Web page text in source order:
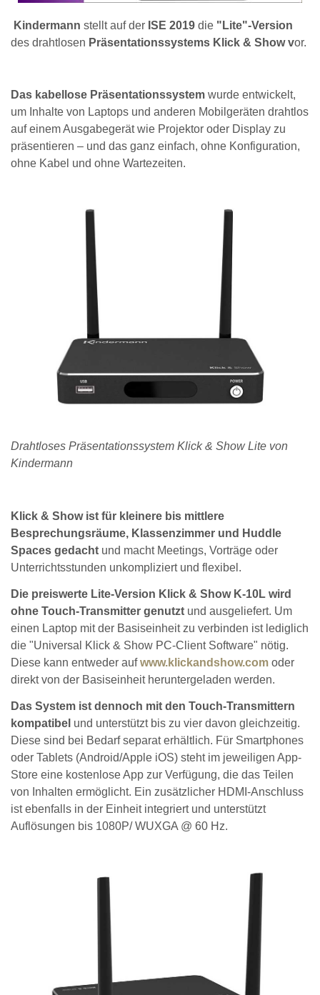
Kindermann stellt auf der ISE 2019 die "Lite"-Version
des drahtlosen Präsentationssystems Klick & Show vor.
Das kabellose Präsentationssystem wurde entwickelt,
um Inhalte von Laptops und anderen Mobilgeräten drahtlos
auf einem Ausgabegerät wie Projektor oder Display zu
präsentieren – und das ganz einfach, ohne Konfiguration,
ohne Kabel und ohne Wartezeiten.
Drahtloses Präsentationssystem Klick & Show Lite von
Kindermann
Klick & Show ist für kleinere bis mittlere
Besprechungsräume, Klassenzimmer und Huddle
Spaces gedacht und macht Meetings, Vorträge oder
Unterrichtsstunden unkompliziert und flexibel.
Die preiswerte Lite-Version Klick & Show K-10L wird
ohne Touch-Transmitter genutzt und ausgeliefert. Um
einen Laptop mit der Basiseinheit zu verbinden ist lediglich
die "Universal Klick & Show PC-Client Software" nötig.
Diese kann entweder aufwww.klickandshow.com oder
direkt von der Basiseinheit heruntergeladen werden.
Das System ist dennoch mit den Touch-Transmittern
kompatibel und unterstützt bis zu vier davon gleichzeitig.
Diese sind bei Bedarf separat erhältlich. Für Smartphones
oder Tablets (Android/Apple iOS) steht im jeweiligen App-
Store eine kostenlose App zur Verfügung, die das Teilen
von Inhalten ermöglicht. Ein zusätzlicher HDMI-Anschluss
ist ebenfalls in der Einheit integriert und unterstützt
Auflösungen bis 1080P/ WUXGA @ 60 Hz.